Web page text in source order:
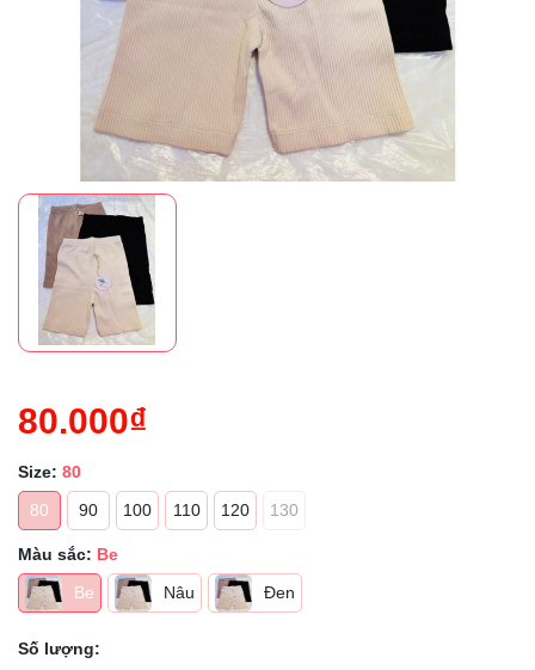
80.000₫
Size: 80
80
90 100 110 120 130
Màu sắc: Be
Be
Nâu Đen
Số lượng:
Mã giảm giá:
Ngày hết hạn:
Điều kiện: